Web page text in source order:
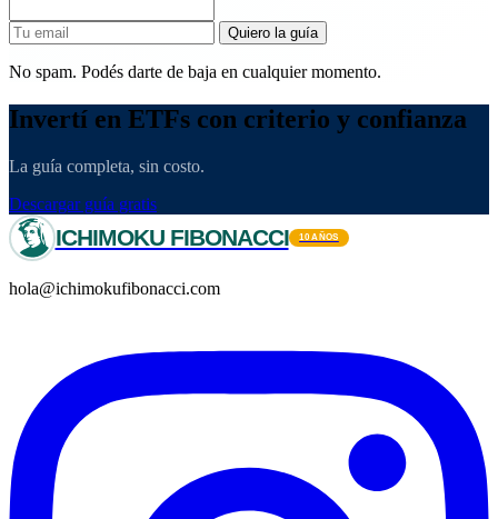
Quiero la guía
No spam. Podés darte de baja en cualquier momento.
Invertí en ETFs con criterio y confianza
La guía completa, sin costo.
Descargar guía gratis
ICHIMOKU FIBONACCI 10 AÑOS
hola@ichimokufibonacci.com